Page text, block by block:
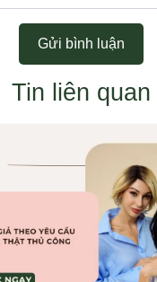
Gửi bình luận
Tin liên quan